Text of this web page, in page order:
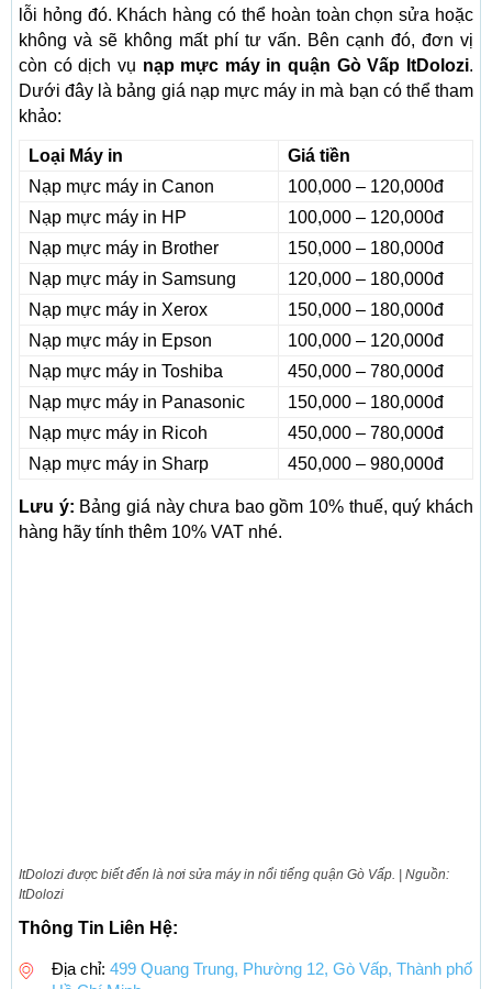
lỗi hỏng đó. Khách hàng có thể hoàn toàn chọn sửa hoặc
không và sẽ không mất phí tư vấn. Bên cạnh đó, đơn vị
còn có dịch vụ nạp mực máy in quận Gò Vấp ItDolozi.
Dưới đây là bảng giá nạp mực máy in mà bạn có thể tham
khảo:
Loại Máy in
Giá tiền
Nạp mực máy in Canon
100,000 – 120,000đ
Nạp mực máy in HP
100,000 – 120,000đ
Nạp mực máy in Brother
150,000 – 180,000đ
Nạp mực máy in Samsung
120,000 – 180,000đ
Nạp mực máy in Xerox
150,000 – 180,000đ
Nạp mực máy in Epson
100,000 – 120,000đ
Nạp mực máy in Toshiba
450,000 – 780,000đ
Nạp mực máy in Panasonic
150,000 – 180,000đ
Nạp mực máy in Ricoh
450,000 – 780,000đ
Nạp mực máy in Sharp
450,000 – 980,000đ
Lưu ý: Bảng giá này chưa bao gồm 10% thuế, quý khách
hàng hãy tính thêm 10% VAT nhé.
ItDolozi được biết đến là nơi sửa máy in nổi tiếng quận Gò Vấp. | Nguồn:
ItDolozi
Thông Tin Liên Hệ:
Địa chỉ: 499 Quang Trung, Phường 12, Gò Vấp, Thành phố